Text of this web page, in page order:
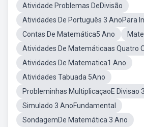
Atividade Problemas DeDivisão
Atividades De Português 3 AnoPara
Contas De Matemática5 Ano
Atividades De Matemáticaas Quatro
Atividades De Matematica1 Ano
Atividades Tabuada 5Ano
Probleminhas MultiplicaçaoE Divisao
Simulado 3 AnoFundamental
SondagemDe Matemática 3 Ano